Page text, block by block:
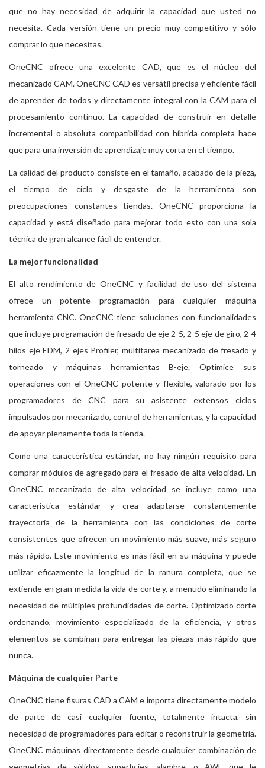
que no hay necesidad de adquirir la capacidad que usted no
necesita. Cada versión tiene un precio muy competitivo y sólo
comprar lo que necesitas.
OneCNC ofrece una excelente CAD, que es el núcleo del
mecanizado CAM. OneCNC CAD es versátil precisa y eficiente fácil
de aprender de todos y directamente integral con la CAM para el
procesamiento continuo. La capacidad de construir en detalle
incremental o absoluta compatibilidad con híbrida completa hace
que para una inversión de aprendizaje muy corta en el tiempo.
La calidad del producto consiste en el tamaño, acabado de la pieza,
el tiempo de ciclo y desgaste de la herramienta son
preocupaciones constantes tiendas. OneCNC proporciona la
capacidad y está diseñado para mejorar todo esto con una sola
técnica de gran alcance fácil de entender.
La mejor funcionalidad
El alto rendimiento de OneCNC y facilidad de uso del sistema
ofrece un potente programación para cualquier máquina
herramienta CNC. OneCNC tiene soluciones con funcionalidades
que incluye programación de fresado de eje 2-5, 2-5 eje de giro, 2-4
hilos eje EDM, 2 ejes Profiler, multitarea mecanizado de fresado y
torneado y máquinas herramientas B-eje. Optimice sus
operaciones con el OneCNC potente y flexible, valorado por los
programadores de CNC para su asistente extensos ciclos
impulsados ​​por mecanizado, control de herramientas, y la capacidad
de apoyar plenamente toda la tienda.
Como una característica estándar, no hay ningún requisito para
comprar módulos de agregado para el fresado de alta velocidad. En
OneCNC mecanizado de alta velocidad se incluye como una
característica estándar y crea adaptarse constantemente
trayectoria de la herramienta con las condiciones de corte
consistentes que ofrecen un movimiento más suave, más seguro
más rápido. Este movimiento es más fácil en su máquina y puede
utilizar eficazmente la longitud de la ranura completa, que se
extiende en gran medida la vida de corte y, a menudo eliminando la
necesidad de múltiples profundidades de corte. Optimizado corte
ordenando, movimiento especializado de la eficiencia, y otros
elementos se combinan para entregar las piezas más rápido que
nunca.
Máquina de cualquier Parte
OneCNC tiene fisuras CAD a CAM e importa directamente modelo
de parte de casi cualquier fuente, totalmente intacta, sin
necesidad de programadores para editar o reconstruir la geometría.
OneCNC máquinas directamente desde cualquier combinación de